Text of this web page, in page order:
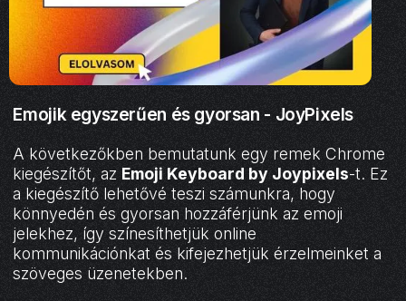
Emojik egyszerűen és gyorsan - JoyPixels
A következőkben bemutatunk egy remek Chrome
kiegészítőt, az Emoji Keyboard by Joypixels-t. Ez
a kiegészítő lehetővé teszi számunkra, hogy
könnyedén és gyorsan hozzáférjünk az emoji
jelekhez, így színesíthetjük online
kommunikációnkat és kifejezhetjük érzelmeinket a
szöveges üzenetekben.